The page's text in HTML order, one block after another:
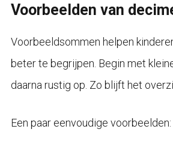
Voorbeelden van
Voorbeeldsommen helpen
beter te begrijpen. Begin met
daarna rustig op. Zo blijft het
Een paar eenvoudige voorbeelden: